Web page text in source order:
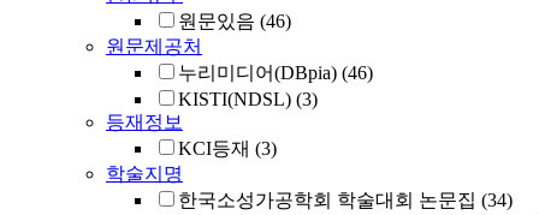
원문있음 (46)
원문제공처
누리미디어(DBpia) (46)
KISTI(NDSL) (3)
등재정보
KCI등재 (3)
학술지명
한국소성가공학회 학술대회 논문집 (34)